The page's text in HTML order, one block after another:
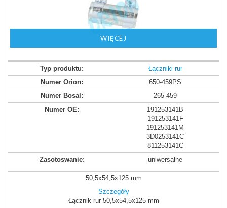
WIĘCEJ
Łączniki rur
650-459PS
265-459
191253141B
191253141F
191253141M
3D0253141C
811253141C
uniwersalne
50,5x54,5x125 mm
Szczegóły
Łącznik rur 50,5x54,5x125 mm